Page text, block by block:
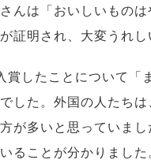
んは「おいしいものは
証明され、大変うれし
したことについて「
した。外国の人たち
が多いと思っていまし
ることが分かりまし